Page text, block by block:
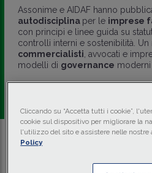
Assonime e AIDAF hanno
autodisciplina per le imprese
con principi e linee guida su
controlli interni e sostenibilità.
commercialisti, avvocati e
modelli di governance moderni
diMaurizio Maraglino
Traduci con IA
6 min.
Cliccando su “Accetta tutti i cookie”,
cookie sul dispositivo per migliorare la
l'utilizzo del sito e assistere nelle
Policy